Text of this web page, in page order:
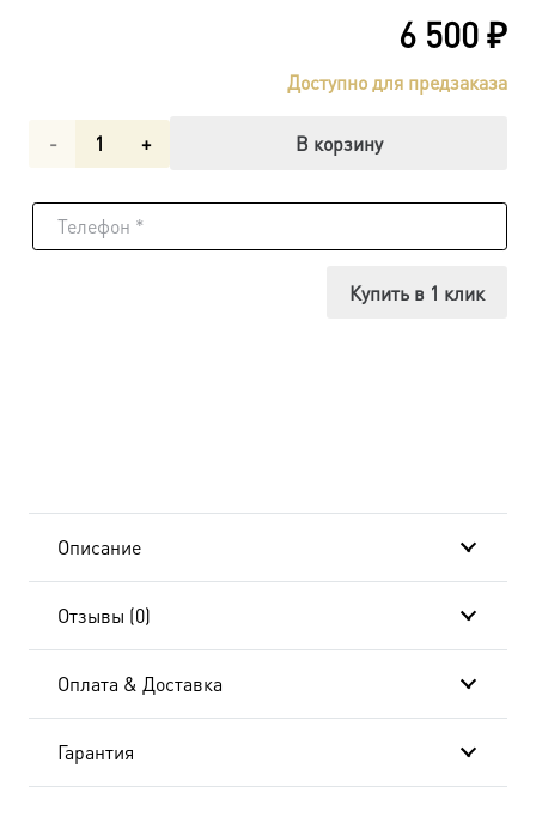
6 500₽
Доступно для предзаказа
Количество
Владимирская
01
В корзину
Купить в 1 клик
Описание
Отзывы (0)
Оплата & Доставка
Гарантия